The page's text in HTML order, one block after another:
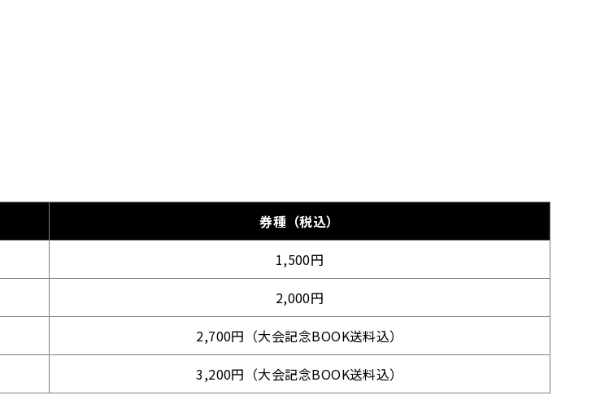
券種（税込）
1,500円
2,000円
2,700円（大会記念BOOK送料込）
3,200円（大会記念BOOK送料込）